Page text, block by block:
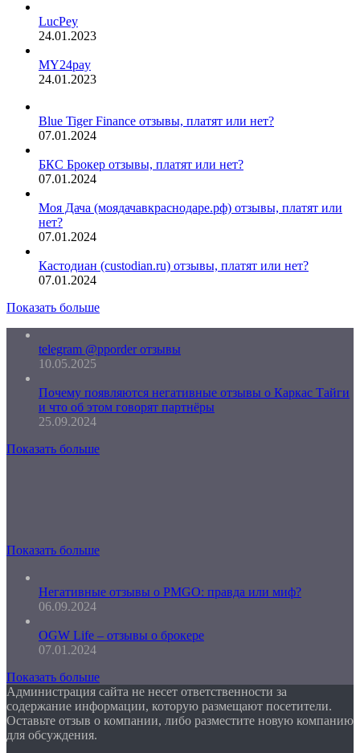
LucPey
24.01.2023
MY24pay
24.01.2023
Blue Tiger Finance отзывы, платят или нет?
07.01.2024
БКС Брокер отзывы, платят или нет?
07.01.2024
Моя Дача (моядачавкраснодаре.рф) отзывы, платят или
нет?
07.01.2024
Кастодиан (custodian.ru) отзывы, платят или нет?
07.01.2024
Показать больше
telegram @pporder отзывы
10.05.2025
Почему появляются негативные отзывы о Каркас Тайги
и что об этом говорят партнёры
25.09.2024
Показать больше
Показать больше
Негативные отзывы о PMGO: правда или миф?
06.09.2024
OGW Life – отзывы о брокере
07.01.2024
Показать больше
Администрация сайта не несет ответственности за
содержание информации, которую размещают посетители.
Оставьте отзыв о компании, либо разместите новую компанию
для обсуждения.